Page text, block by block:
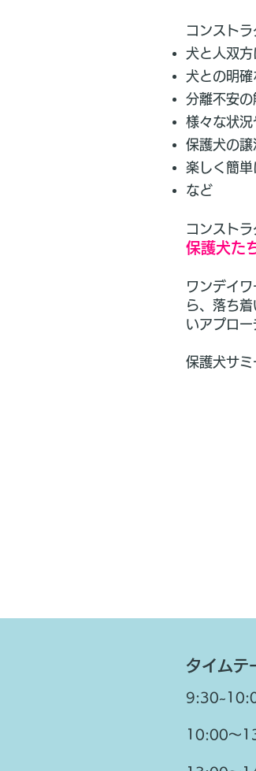
コンスト
犬と人双方
犬との明
分離不安
様々な状
保護犬の
楽しく簡単
など
コンストラ
保護犬た
ワンデイ
ら、落ち
いアプロー
保護犬サミ
タイムテ
10:00〜